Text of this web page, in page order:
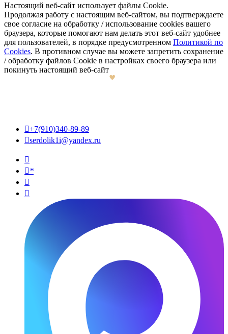
Настоящий веб-сайт использует файлы Cookie.
Продолжая работу с настоящим веб-сайтом, вы подтверждаете
свое согласие на обработку / использование cookies вашего
браузера, которые помогают нам делать этот веб-сайт удобнее
для пользователей, в порядке предусмотренном Политикой по
Cookies. В противном случае вы можете запретить сохранение
/ обработку файлов Cookie в настройках своего браузера или
покинуть настоящий веб-сайт
+7(910)340-89-89
serdolik1i@yandex.ru

*

